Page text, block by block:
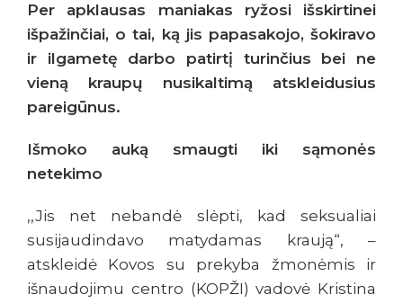
Per apklausas maniakas ryžosi išskirtinei
išpažinčiai, o tai, ką jis papasakojo, šokiravo
ir ilgametę darbo patirtį turinčius bei ne
vieną kraupų nusikaltimą atskleidusius
pareigūnus.
Išmoko auką smaugti iki sąmonės
netekimo
,,Jis net nebandė slėpti, kad seksualiai
susijaudindavo matydamas kraują“, –
atskleidė Kovos su prekyba žmonėmis ir
išnaudojimu centro (KOPŽI) vadovė Kristina